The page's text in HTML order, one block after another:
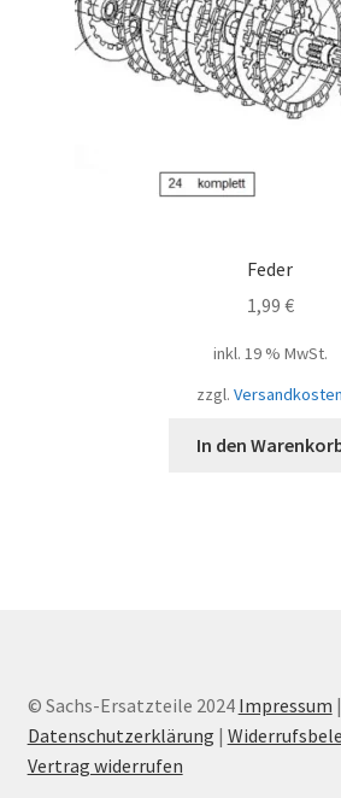
Feder
1,99 €
inkl. 19 % MwSt.
zzgl. Versandkosten
In den
© Sachs-Ersatzteile 2024 Impressum |
Datenschutzerklärung |
Vertrag widerrufen